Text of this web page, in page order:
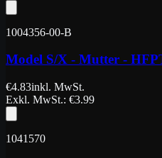
1004356-00-B
Model S/X - Mutter -
€4.83inkl. MwSt.
Exkl. MwSt.: €3.99
1041570